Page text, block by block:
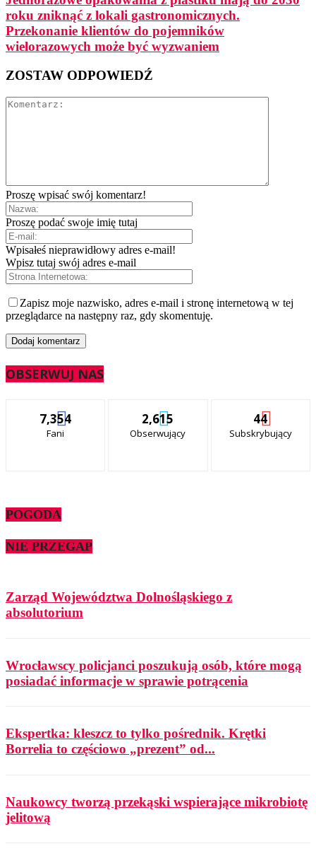
roku zniknąć z lokali gastronomicznych.
Przekonanie klientów do pojemników
wielorazowych może być wyzwaniem
ZOSTAW ODPOWIEDŹ
Proszę wpisać swój komentarz!
Proszę podać swoje imię tutaj
Wpisałeś nieprawidłowy adres e-mail!
Wpisz tutaj swój adres e-mail
Zapisz moje nazwisko, adres e-mail i stronę internetową w tej
przeglądarce na następny raz, gdy skomentuję.
OBSERWUJ NAS
7,354
Fani
2,615
Obserwujący
44
Subskrybujący
POGODA
NIE PRZEGAP
Zarząd Województwa Dolnośląskiego z
absolutorium
Wrocławscy policjanci poszukują osób, które mogą
posiadać informacje w sprawie potrącenia
Ekspertka: kleszcz to tylko pośrednik. Krętki
Borrelia to częściowo „prezent” od...
Naukowcy tworzą przekąski wspierające mikrobiotę
jelitową